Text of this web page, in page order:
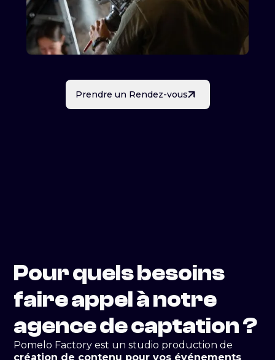
Ce format est idéal pour vos projets de
communication institutionnelle
communication interne
événements hybrides qui s’adressent à des
prochaine
stratégie digitale
Prendre un Rendez-vous
Pour quels besoins
faire appel à notre
agence de captation ?
Pomelo Factory est un studio production de
création de contenu pour vos événements